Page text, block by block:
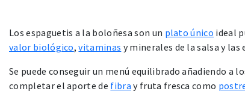
Los espaguetis a la boloñesa son un plato único ideal
valor biológico,vitaminas y minerales de la salsa y las
Se puede conseguir un menú equilibrado añadiendo a
completar el aporte de fibra y fruta fresca como